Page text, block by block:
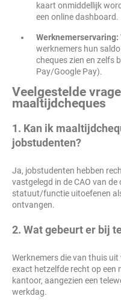
kaart onmiddellijk
een online dashboard.
Werknemerservaring:
werknemers hun
cheques zien en zelfs
Pay/Google Pay).
Veelgestelde
maaltijdcheques
1. Kan ik
jobstudenten?
Ja, jobstudenten hebben
vastgelegd in de CAO van
statuut/functie uitoefenen
ontvangen.
2. Wat gebeurt er bij
Werknemers die van thuis
exact hetzelfde recht op een
kantoor, aangezien een
werkdag.